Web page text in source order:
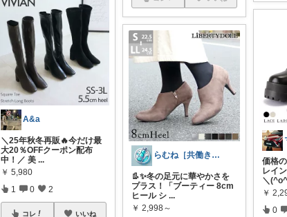
A&a
＼25年秋冬再販🔥今だけ最
大20％OFFクーポン配布
中！／ 美 ...
￥ 5,980
1 0 2
コレ いいね
らむね［共働き時短家電ナビ］
👢✨冬の足元に華やかさを
プラス！「ブーティー 8cm
ヒール シ ...
￥ 2,998～
価格
レイ
＼
￥
0